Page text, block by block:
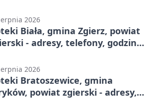
2026
Biała, gmina Zgierz, powiat
- adresy, telefony, godziny
2026
Bratoszewice, gmina
powiat zgierski - adresy,